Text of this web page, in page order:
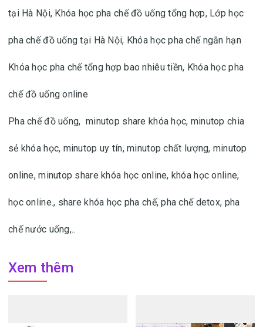
tại Hà Nội, Khóa học pha chế đồ uống tổng hợp, Lớp học
pha chế đồ uống tại Hà Nội, Khóa học pha chế ngắn hạn
Khóa học pha chế tổng hợp bao nhiêu tiền, Khóa học pha
chế đồ uống online
Pha chế đồ uống, minutop share khóa học, minutop chia
sẻ khóa học, minutop uy tín, minutop chất lượng, minutop
online, minutop share khóa học online, khóa học online,
học online., share khóa học pha chế, pha chế detox, pha
chế nước uống,..
Xem thêm